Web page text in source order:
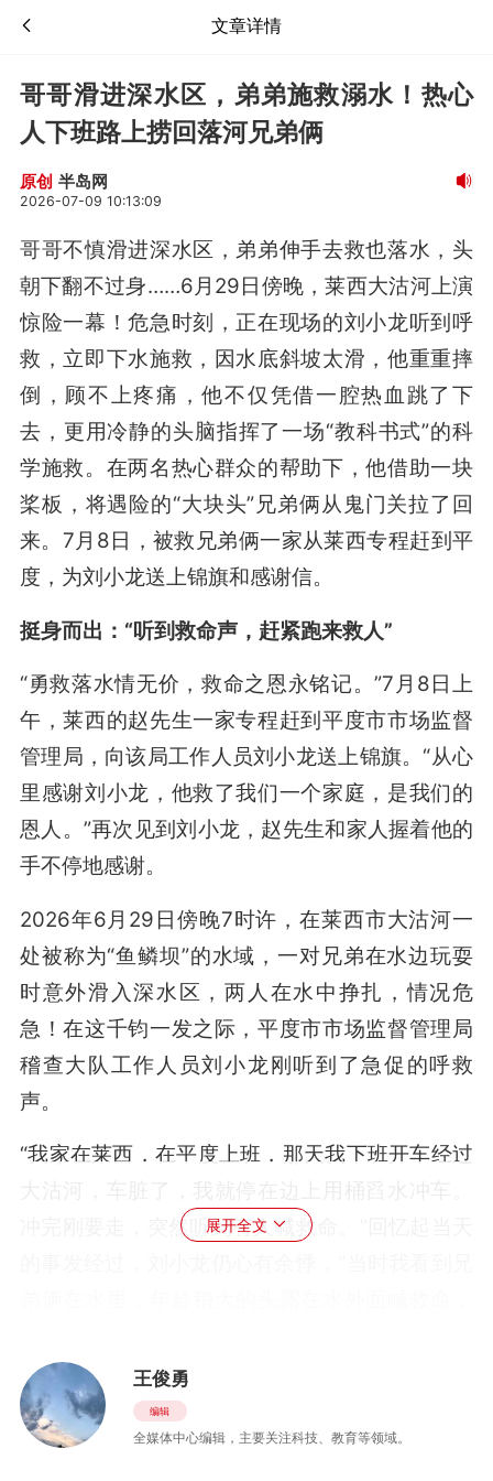
文章详情
哥哥滑进深水区，弟弟施救溺水！热心
人下班路上捞回落河兄弟俩
原创 半岛网
2026-07-09 10:13:09
哥哥不慎滑进深水区，弟弟伸手去救也落水，头
朝下翻不过身……6月29日傍晚，莱西大沽河上演
惊险一幕！危急时刻，正在现场的刘小龙听到呼
救，立即下水施救，因水底斜坡太滑，他重重摔
倒，顾不上疼痛，他不仅凭借一腔热血跳了下
去，更用冷静的头脑指挥了一场“教科书式”的科
学施救。在两名热心群众的帮助下，他借助一块
桨板，将遇险的“大块头”兄弟俩从鬼门关拉了回
来。7月8日，被救兄弟俩一家从莱西专程赶到平
度，为刘小龙送上锦旗和感谢信。
挺身而出：“听到救命声，赶紧跑来救人”
“勇救落水情无价，救命之恩永铭记。”7月8日上
午，莱西的赵先生一家专程赶到平度市市场监督
管理局，向该局工作人员刘小龙送上锦旗。“从心
里感谢刘小龙，他救了我们一个家庭，是我们的
恩人。”再次见到刘小龙，赵先生和家人握着他的
手不停地感谢。
2026年6月29日傍晚7时许，在莱西市大沽河一
处被称为“鱼鳞坝”的水域，一对兄弟在水边玩耍
时意外滑入深水区，两人在水中挣扎，情况危
急！在这千钧一发之际，平度市市场监督管理局
稽查大队工作人员刘小龙刚听到了急促的呼救
声。
“我家在莱西，在平度上班，那天我下班开车经过
冲完刚要走，突然听到有人喊救命。”回忆起当天
天刚陪孩子练浆板，车上有救生衣。”刘小龙顾不
上多想，立刻从车里拿出救生衣穿上，朝呼救方
向跑去。
展开全文
王俊勇
编辑
全媒体中心编辑，主要关注科技、教育等领域。